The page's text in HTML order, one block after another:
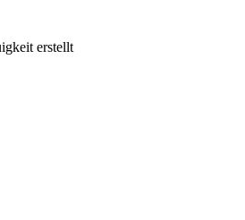
erstellt